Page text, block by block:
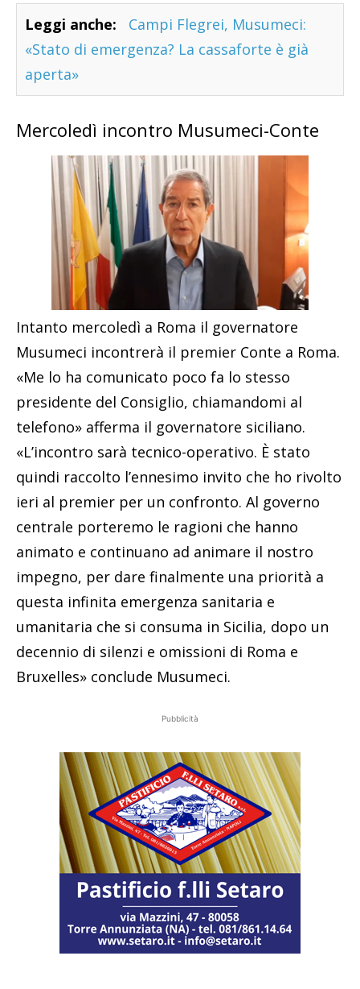
Leggi anche:
Campi Flegrei, Musumeci:
«Stato di emergenza? La cassaforte è già
aperta»
Mercoledì incontro Musumeci-Conte
Intanto mercoledì a Roma il governatore
Musumeci incontrerà il premier Conte a Roma.
«Me lo ha comunicato poco fa lo stesso
presidente del Consiglio, chiamandomi al
telefono» afferma il governatore siciliano.
«L’incontro sarà tecnico-operativo. È stato
quindi raccolto l’ennesimo invito che ho rivolto
ieri al premier per un confronto. Al governo
centrale porteremo le ragioni che hanno
animato e continuano ad animare il nostro
impegno, per dare finalmente una priorità a
questa infinita emergenza sanitaria e
umanitaria che si consuma in Sicilia, dopo un
decennio di silenzi e omissioni di Roma e
Bruxelles» conclude Musumeci.
Pubblicità